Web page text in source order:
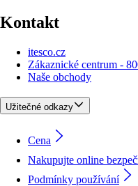
Kontakt
itesco.cz
Zákaznické centrum -
Naše obchody
Užitečné odkazy
Cena
Nakupujte online
Podmínky používání